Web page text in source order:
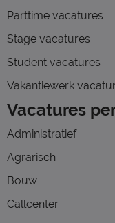
Parttime vacatures
Stage vacatures
Student vacatures
Vakantiewerk
Vacatures
Administratief
Agrarisch
Bouw
Callcenter